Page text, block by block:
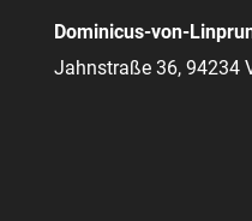
Dominicus-von-
Jahnstraße 36, 94234